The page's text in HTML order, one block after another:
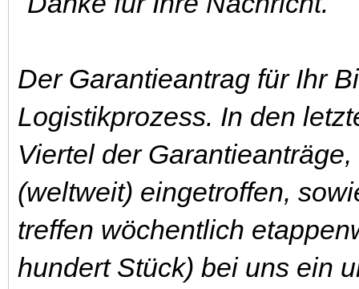
Der Garantieantrag für Ihr
Logistikprozess. In den
Viertel der
(weltweit) eingetroffen,
treffen wöchentlich
hundert Stück) bei uns ein